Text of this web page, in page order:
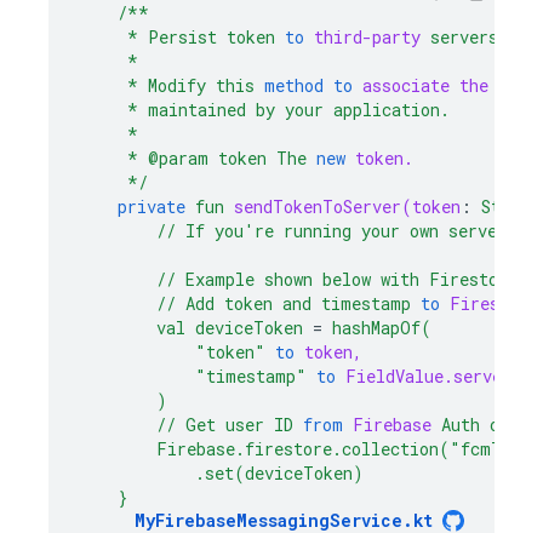
/**
* Persist token to third-party servers.
*
* Modify this method to associate the
* maintained by your application.
*
* @param token The new token.
*/
private fun sendTokenToServer(token :
// If you're running your own server,
// Example shown below with Firestore
// Add token and timestamp to Firestore
val deviceToken = hashMapOf(
"token"
to token,
"timestamp"
to
)
// Get user ID from Firebase Auth or
.set(deviceToken)
}
MyFirebaseMessagingService.kt